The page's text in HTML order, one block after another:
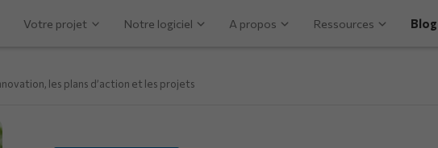
Votre projet Notre logiciel A propos Ressources Blog
les plans d’action et les projets